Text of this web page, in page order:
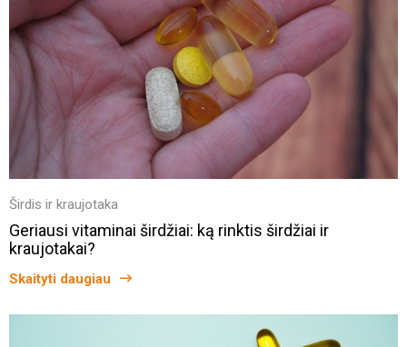
Širdis ir kraujotaka
Geriausi vitaminai širdžiai: ką rinktis širdžiai ir
kraujotakai?
Skaityti daugiau